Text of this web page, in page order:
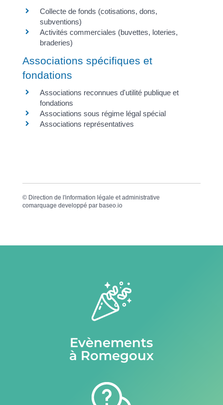
Collecte de fonds (cotisations, dons,
subventions)
Activités commerciales (buvettes, loteries,
braderies)
Associations spécifiques et
fondations
Associations reconnues d'utilité publique et
fondations
Associations sous régime légal spécial
Associations représentatives
© Direction de l'information légale et administrative
comarquage developpé par baseo.io
Evènements
à Romegoux